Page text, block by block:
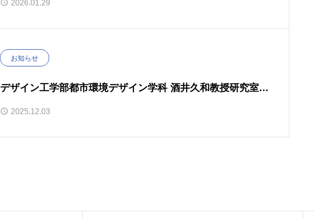
2026.01.29
お知らせ
デザイン工学部都市環境デザイン学科 酒井久和教授研究室が
「Grow～私が成長できた場所～」で紹介されました。
2025.12.03